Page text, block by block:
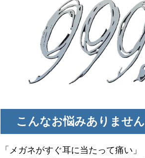
こんなお悩みありませ
「メガネがすぐ耳に当たって痛い